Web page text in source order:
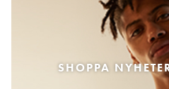
SHOPPA